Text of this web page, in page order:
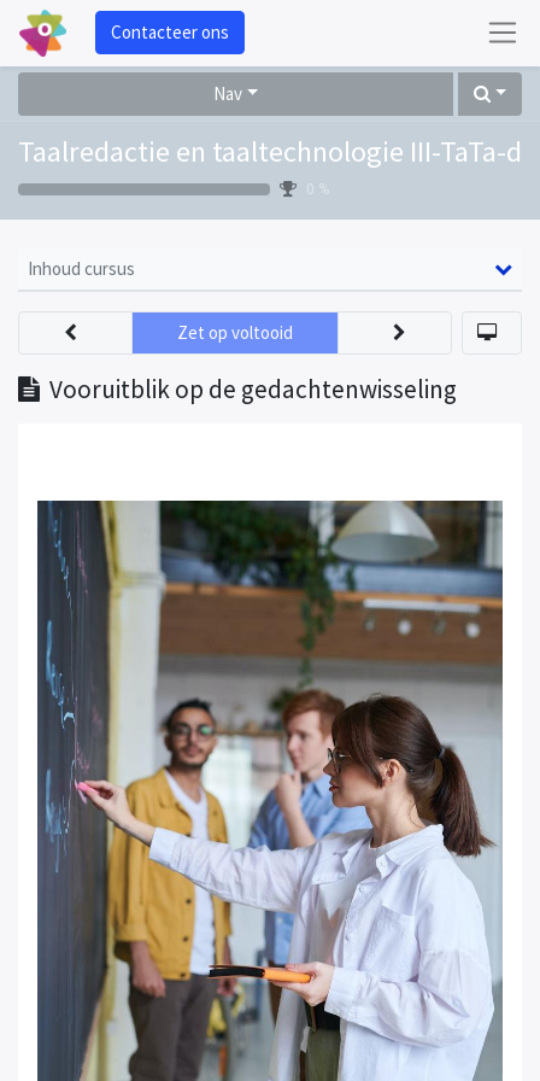
Contacteer ons
Nav
Taalredactie en taaltechnologie III-TaTa-d
0 %
Inhoud cursus
Vooruitblik op de gedachtenwisseling
Zet op voltooid